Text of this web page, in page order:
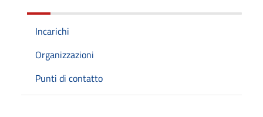
Incarichi
Organizzazioni
Punti di contatto